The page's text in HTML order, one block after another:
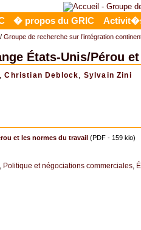
� propos du GRIC
Groupe de recherche sur l’intégration
États-Unis/Pérou
,Christian Deblock Sylvain Zini
et les normes du travail (PDF - 159 kio)
Politique et négociations commerciales,